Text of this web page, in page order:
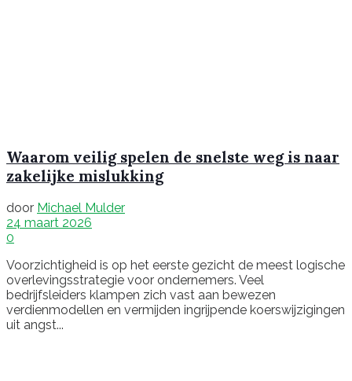
Waarom veilig spelen de snelste weg is naar
zakelijke mislukking
door Michael Mulder
24 maart 2026
0
Voorzichtigheid is op het eerste gezicht de meest logische
overlevingsstrategie voor ondernemers. Veel
bedrijfsleiders klampen zich vast aan bewezen
verdienmodellen en vermijden ingrijpende koerswijzigingen
uit angst...